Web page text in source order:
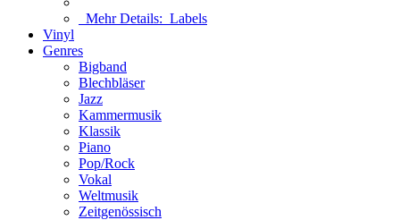
Mehr Details: Labels
Vinyl
Genres
Bigband
Blechbläser
Jazz
Kammermusik
Klassik
Piano
Pop/Rock
Vokal
Weltmusik
Zeitgenössisch